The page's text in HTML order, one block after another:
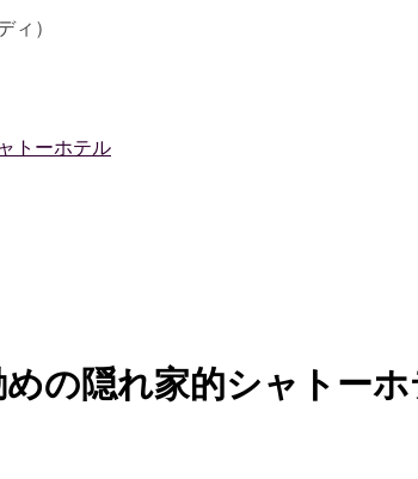
ィ）
トーホテル
の隠れ家的シャトー